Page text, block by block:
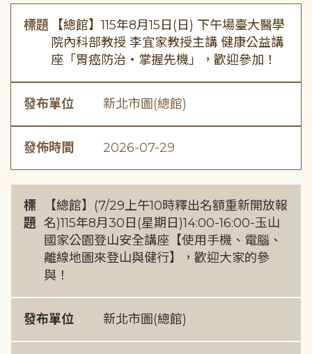
標題
【總館】115年8月15日(日) 下午場臺大醫學
院內科部教授 李宜家教授主講 健康公益講
座「胃癌防治・掌握先機」，歡迎參加！
發布單位 新北市圖(總館)
發佈時間 2026-07-29
標
題
【總館】(7/29上午10時釋出名額重新開放報
名)115年8月30日(星期日)14:00-16:00-玉山
國家公園登山安全講座【使用手機、電腦、
離線地圖來登山與健行】，歡迎大家的參
與！
發布單位 新北市圖(總館)